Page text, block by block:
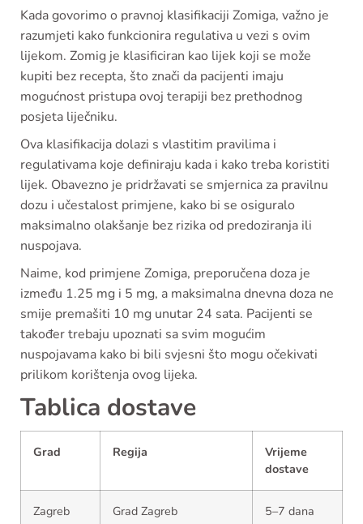
Kada govorimo o pravnoj klasifikaciji Zomiga, važno je
razumjeti kako funkcionira regulativa u vezi s ovim
lijekom. Zomig je klasificiran kao lijek koji se može
kupiti bez recepta, što znači da pacijenti imaju
mogućnost pristupa ovoj terapiji bez prethodnog
posjeta liječniku.
Ova klasifikacija dolazi s vlastitim pravilima i
regulativama koje definiraju kada i kako treba koristiti
lijek. Obavezno je pridržavati se smjernica za pravilnu
dozu i učestalost primjene, kako bi se osiguralo
maksimalno olakšanje bez rizika od predoziranja ili
nuspojava.
Naime, kod primjene Zomiga, preporučena doza je
između 1.25 mg i 5 mg, a maksimalna dnevna doza ne
smije premašiti 10 mg unutar 24 sata. Pacijenti se
također trebaju upoznati sa svim mogućim
nuspojavama kako bi bili svjesni što mogu očekivati
prilikom korištenja ovog lijeka.
Tablica dostave
Grad Regija
Vrijeme
dostave
Zagreb Grad Zagreb 5–7 dana